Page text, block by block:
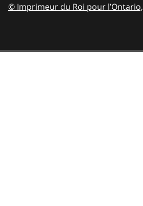
© Imprimeur du Roi pour l’Ontario,